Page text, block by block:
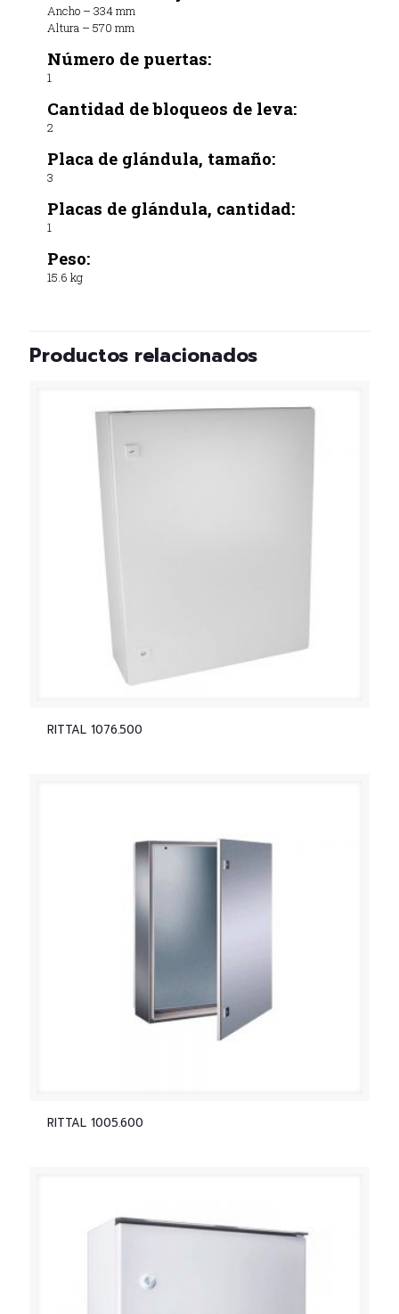
Ancho – 334 mm
Altura – 570 mm
Número de puertas:
1
Cantidad de bloqueos de leva:
2
Placa de glándula, tamaño:
3
Placas de glándula, cantidad:
1
Peso:
15.6 kg
Productos relacionados
RITTAL 1076.500
RITTAL 1005.600